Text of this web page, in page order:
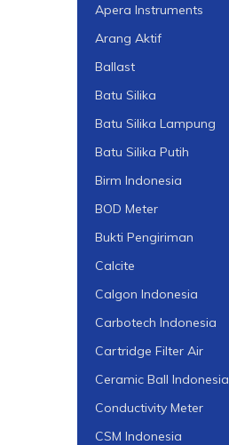
Apera Instruments
Arang Aktif
Ballast
Batu Silika
Batu Silika Lampung
Batu Silika Putih
Birm Indonesia
BOD Meter
Bukti Pengiriman
Calcite
Calgon Indonesia
Carbotech Indonesia
Cartridge Filter Air
Ceramic Ball Indonesia
Conductivity Meter
CSM Indonesia